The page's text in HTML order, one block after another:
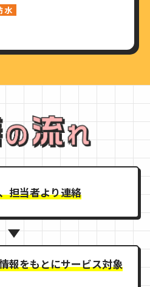
水
担当者より連絡
報をもとにサービス対象